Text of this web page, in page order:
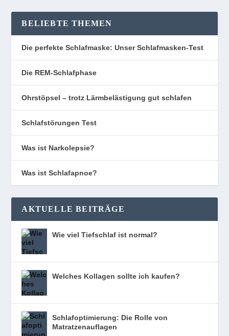
BELIEBTE THEMEN
Die perfekte Schlafmaske: Unser Schlafmasken-Test
Die REM-Schlafphase
Ohrstöpsel – trotz Lärmbelästigung gut schlafen
Schlafstörungen Test
Was ist Narkolepsie?
Was ist Schlafapnoe?
AKTUELLE BEITRÄGE
Wie viel Tiefschlaf ist normal?
Welches Kollagen sollte ich kaufen?
Schlafoptimierung: Die Rolle von
Matratzenauflagen